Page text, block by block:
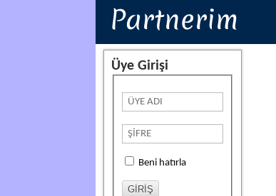
Partnerim
Üye Girişi
Beni hatırla